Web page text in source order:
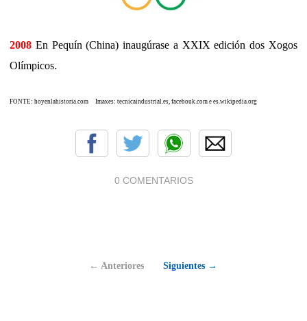
2008 En Pequín (China) inaugúrase a XXIX edición dos Xogos
Olímpicos.
FONTE: hoyenlahistoria.com Imaxes: tecnicaindustrial.es, facebouk.com e es.wikipedia.org
0 COMENTARIOS
← Anteriores Siguientes →